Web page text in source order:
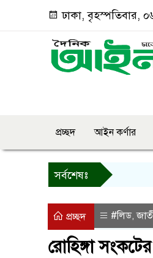
ঢাকা, বৃহস্পতিবার,
প্রচ্ছদ আইন কর্ণার
সর্বশেষঃ
প্রচ্ছদ #লিড,
রোহিঙ্গা